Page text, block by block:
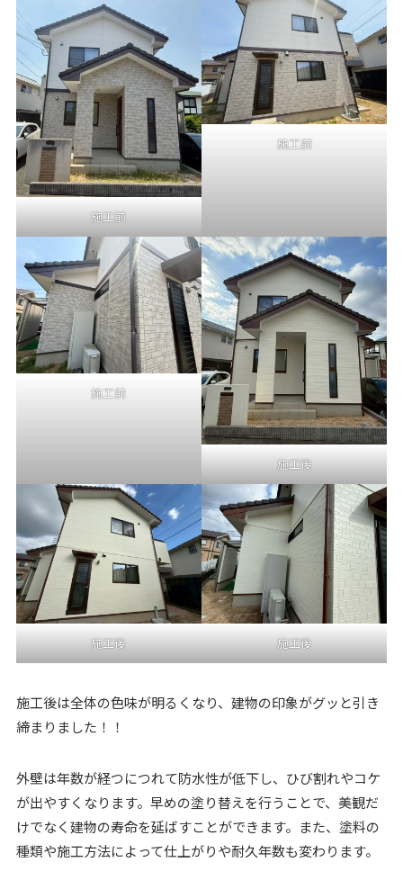
施工前
施工前
施工前
施工後
施工後 施工後
施工後は全体の色味が明るくなり、建物の印象がグッと引き
締まりました！！
外壁は年数が経つにつれて防水性が低下し、ひび割れやコケ
が出やすくなります。早めの塗り替えを行うことで、美観だ
けでなく建物の寿命を延ばすことができます。また、塗料の
種類や施工方法によって仕上がりや耐久年数も変わります。